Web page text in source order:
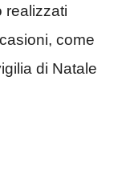
realizzati
come
di Natale